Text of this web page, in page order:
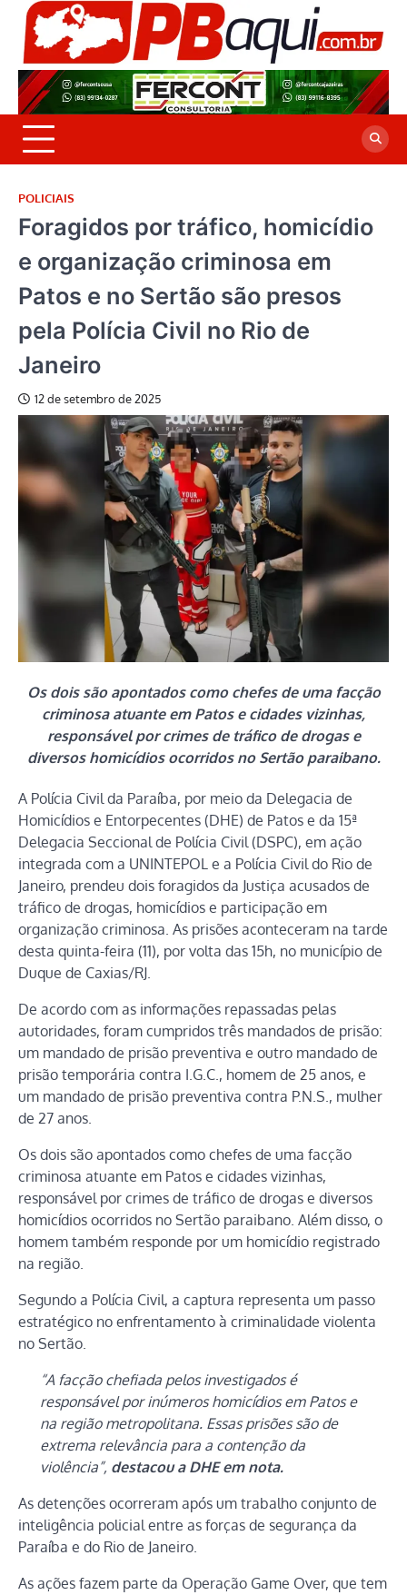
Skip
content
POLICIAIS
Foragidos por tráfico, homicídio
e organização criminosa em
Patos e no Sertão são presos
pela Polícia Civil no Rio de
Janeiro
12 de setembro de 2025
Os dois são apontados como chefes de uma facção
criminosa atuante em Patos e cidades vizinhas,
responsável por crimes de tráfico de drogas e
diversos homicídios ocorridos no Sertão paraibano.
A Polícia Civil da Paraíba, por meio da Delegacia de
Homicídios e Entorpecentes (DHE) de Patos e da 15ª
Delegacia Seccional de Polícia Civil (DSPC), em ação
integrada com a UNINTEPOL e a Polícia Civil do Rio de
Janeiro, prendeu dois foragidos da Justiça acusados de
tráfico de drogas, homicídios e participação em
organização criminosa. As prisões aconteceram na tarde
desta quinta-feira (11), por volta das 15h, no município de
Duque de Caxias/RJ.
De acordo com as informações repassadas pelas
autoridades, foram cumpridos três mandados de prisão:
um mandado de prisão preventiva e outro mandado de
prisão temporária contra I.G.C., homem de 25 anos, e
um mandado de prisão preventiva contra P.N.S., mulher
de 27 anos.
Os dois são apontados como chefes de uma facção
criminosa atuante em Patos e cidades vizinhas,
responsável por crimes de tráfico de drogas e diversos
homicídios ocorridos no Sertão paraibano. Além disso, o
homem também responde por um homicídio registrado
na região.
Segundo a Polícia Civil, a captura representa um passo
estratégico no enfrentamento à criminalidade violenta
no Sertão.
“A facção chefiada pelos investigados é
responsável por inúmeros homicídios em Patos e
na região metropolitana. Essas prisões são de
extrema relevância para a contenção da
violência”, destacou a DHE em nota.
As detenções ocorreram após um trabalho conjunto de
inteligência policial entre as forças de segurança da
Paraíba e do Rio de Janeiro.
As ações fazem parte da Operação Game Over, que tem